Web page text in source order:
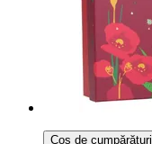
Coș de cumpărături